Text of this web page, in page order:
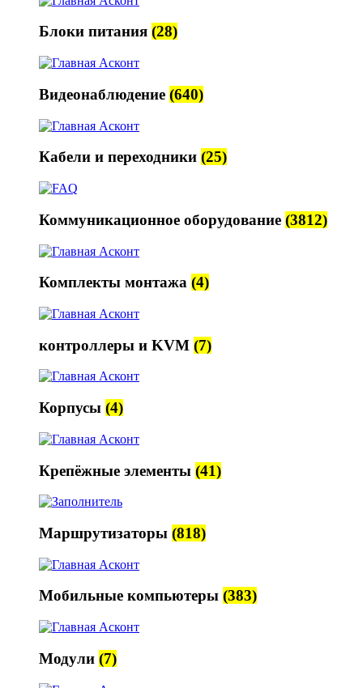
Блоки питания (28)
Видеонаблюдение (640)
Кабели и переходники (25)
Коммуникационное оборудование (3812)
Комплекты монтажа (4)
контроллеры и KVM (7)
Корпусы (4)
Крепёжные элементы (41)
Маршрутизаторы (818)
Мобильные компьютеры (383)
Модули (7)